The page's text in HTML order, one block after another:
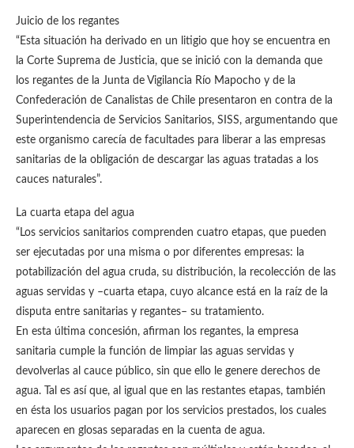
Juicio de los regantes
“Esta situación ha derivado en un litigio que hoy se encuentra en
la Corte Suprema de Justicia, que se inició con la demanda que
los regantes de la Junta de Vigilancia Río Mapocho y de la
Confederación de Canalistas de Chile presentaron en contra de la
Superintendencia de Servicios Sanitarios, SISS, argumentando que
este organismo carecía de facultades para liberar a las empresas
sanitarias de la obligación de descargar las aguas tratadas a los
cauces naturales”.
La cuarta etapa del agua
“Los servicios sanitarios comprenden cuatro etapas, que pueden
ser ejecutadas por una misma o por diferentes empresas: la
potabilización del agua cruda, su distribución, la recolección de las
aguas servidas y –cuarta etapa, cuyo alcance está en la raíz de la
disputa entre sanitarias y regantes– su tratamiento.
En esta última concesión, afirman los regantes, la empresa
sanitaria cumple la función de limpiar las aguas servidas y
devolverlas al cauce público, sin que ello le genere derechos de
agua. Tal es así que, al igual que en las restantes etapas, también
en ésta los usuarios pagan por los servicios prestados, los cuales
aparecen en glosas separadas en la cuenta de agua.